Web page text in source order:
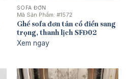
SOFA ĐƠN
Mã Sản Phẩm: #1572
Ghế sofa đơn tân cổ điển sang
trọng, thanh lịch SFĐ02
Xem ngay